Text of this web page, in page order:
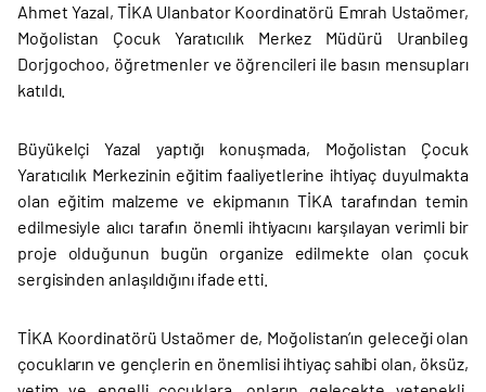
Ahmet Yazal, TİKA Ulanbator Koordinatörü Emrah Ustaömer,
Moğolistan Çocuk Yaratıcılık Merkez Müdürü Uranbileg
Dorjgochoo, öğretmenler ve öğrencileri ile basın mensupları
katıldı.
Büyükelçi Yazal yaptığı konuşmada, Moğolistan Çocuk
Yaratıcılık Merkezinin eğitim faaliyetlerine ihtiyaç duyulmakta
olan eğitim malzeme ve ekipmanın TİKA tarafından temin
edilmesiyle alıcı tarafın önemli ihtiyacını karşılayan verimli bir
proje olduğunun bugün organize edilmekte olan çocuk
sergisinden anlaşıldığını ifade etti.
TİKA Koordinatörü Ustaömer de, Moğolistan’ın geleceği olan
çocukların ve gençlerin en önemlisi ihtiyaç sahibi olan, öksüz,